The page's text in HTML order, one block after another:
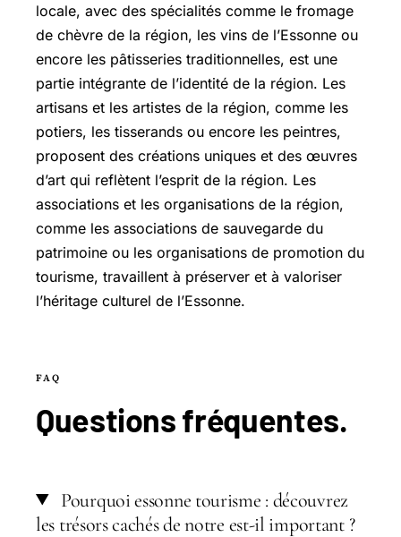
locale, avec des spécialités comme le fromage
de chèvre de la région, les vins de l’Essonne ou
encore les pâtisseries traditionnelles, est une
partie intégrante de l’identité de la région. Les
artisans et les artistes de la région, comme les
potiers, les tisserands ou encore les peintres,
proposent des créations uniques et des œuvres
d’art qui reflètent l’esprit de la région. Les
associations et les organisations de la région,
comme les associations de sauvegarde du
patrimoine ou les organisations de promotion du
tourisme, travaillent à préserver et à valoriser
l’héritage culturel de l’Essonne.
FAQ
Questionsfréquentes.
Pourquoi essonne tourisme : découvrez
les trésors cachés de notre est-il important ?